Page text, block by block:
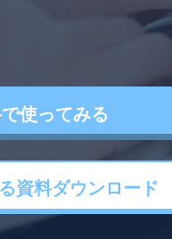
使ってみる
資料ダウンロード